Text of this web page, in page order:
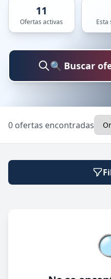
11
Ofertas activas Esta
🔍 Buscar
🔍
0 ofertas encontradas
Modalidad de trabajo